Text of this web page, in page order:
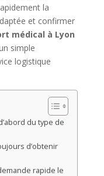
la
et confirmer
médical à Lyon
simple
logistique
du type de
d’obtenir
rapide le